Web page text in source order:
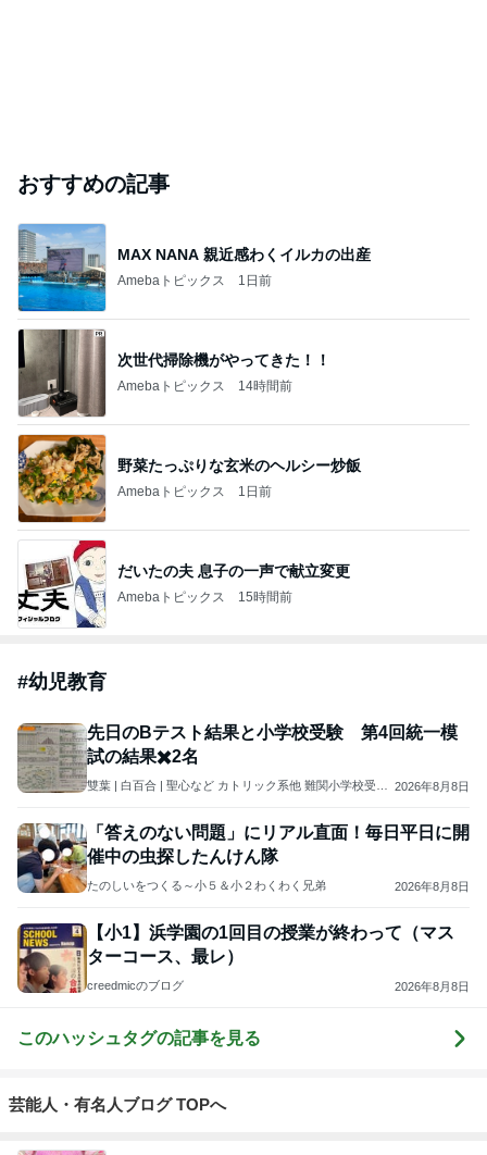
おすすめの記事
MAX NANA 親近感わくイルカの出産
Amebaトピックス 1日前
次世代掃除機がやってきた！！
Amebaトピックス 14時間前
野菜たっぷりな玄米のヘルシー炒飯
Amebaトピックス 1日前
だいたの夫 息子の一声で献立変更
Amebaトピックス 15時間前
#幼児教育
先日のBテスト結果と小学校受験 第4回統一模
試の結果✖️2名
雙葉 | 白百合 | 聖心など カトリック系他 難関小学校受験
2026年8月8日
「答えのない問題」にリアル直面！毎日平日に開
催中の虫探したんけん隊
たのしいをつくる～小５＆小２わくわく兄弟 2026年8月8日
【小1】浜学園の1回目の授業が終わって（マス
ターコース、最レ）
creedmicのブログ 2026年8月8日
このハッシュタグの記事を見る
芸能人・有名人ブログ TOPへ